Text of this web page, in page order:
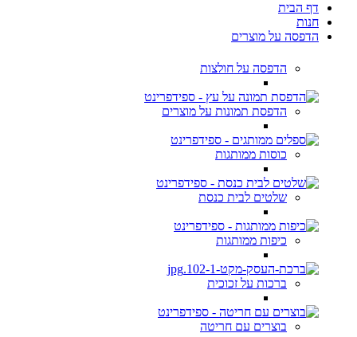
דף הבית
חנות
הדפסה על מוצרים
הדפסה על חולצות
הדפסת תמונות על מוצרים
כוסות ממותגות
שלטים לבית כנסת
כיפות ממותגות
ברכות על זכוכית
בוצרים עם חריטה